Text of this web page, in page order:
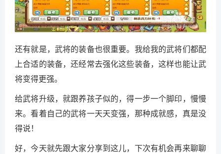
还有就是，武将的装备也很重要。我给我的武将们都配
上合适的装备，还经常去强化这些装备，这样也能让武
将变得更强。
给武将升级，就跟养孩子似的，得一步一个脚印，慢慢
来。看着自己的武将一天天变强，那种成就感，真是没
得说！
好，今天就先跟大家分享到这儿，下次有机会再来聊聊